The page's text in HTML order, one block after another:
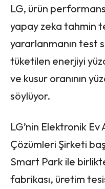
LG, ürün
yapay zeka tahmin
yararlanmanın test
tüketilen enerjiyi
ve kusur oranının
söylüyor.
LG’nin Elektronik
Çözümleri Şirketi
Smart Park ile
fabrikası, üretim